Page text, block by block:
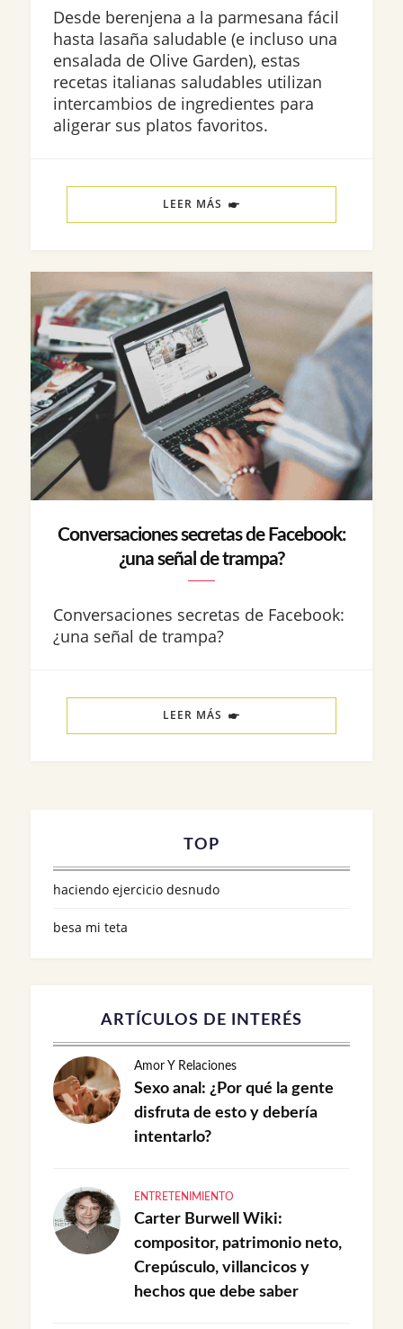
Desde berenjena a la parmesana fácil
hasta lasaña saludable (e incluso una
ensalada de Olive Garden), estas
recetas italianas saludables utilizan
intercambios de ingredientes para
aligerar sus platos favoritos.
LEER MÁS
Conversaciones secretas de Facebook:
¿una señal de trampa?
Conversaciones secretas de Facebook:
¿una señal de trampa?
LEER MÁS
TOP
haciendo ejercicio desnudo
besa mi teta
ARTÍCULOS DE INTERÉS
Amor Y Relaciones
Sexo anal: ¿Por qué la gente
disfruta de esto y debería
intentarlo?
ENTRETENIMIENTO
Carter Burwell Wiki:
compositor, patrimonio neto,
Crepúsculo, villancicos y
hechos que debe saber